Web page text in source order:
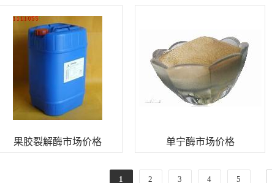
果胶裂解酶市场价格 单宁酶市场价格
1 2 3 4 5